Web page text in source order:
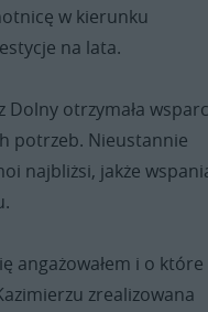
w kierunku
na lata.
Dolny otrzymała
potrzeb. Nieustannie
najbliżsi, jakże
angażowałem i o które
zrealizowana